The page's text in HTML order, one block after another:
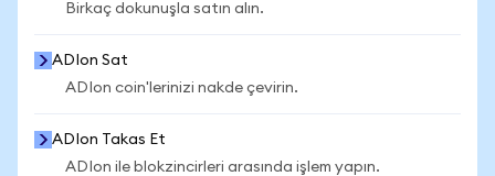
Birkaç dokunuşla satın alın.
ADIon Sat
ADIon coin'lerinizi nakde çevirin.
ADIon Takas Et
ADIon ile blokzincirleri arasında işlem yapın.